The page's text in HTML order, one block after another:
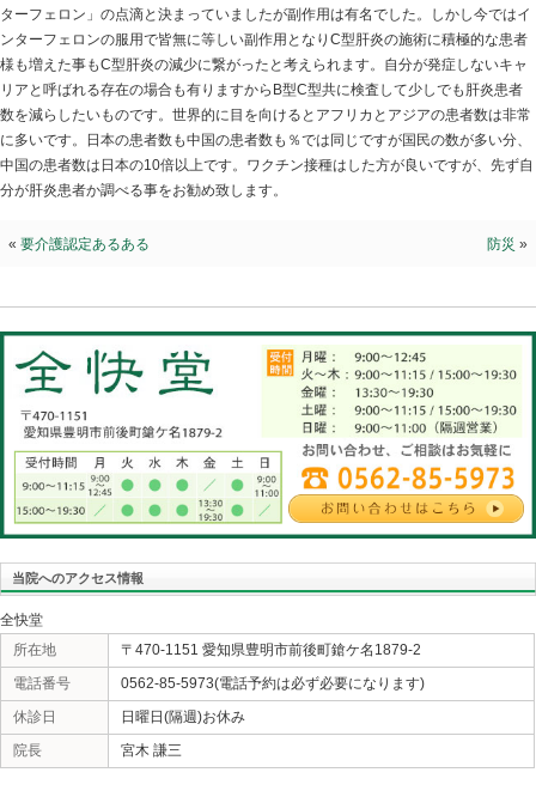
肝炎はC型肝炎に比べれば遥かに低い数値でしたからB
が減っていくとばかり考えていました。ところが現在は
る』と言っても過言では無い時代に突入してB型肝炎は
らいの数値を維持している事は驚きと残念な気持ちにな
に話される内容も徐々に変わり、昨今のスウィーツブー
(NASH)が増えている事と、一部のマスコミによる「肉
を掛けて「脂肪肝」の増加が懸念されているとの事でし
映え」で一気に話題になるのでアチラをたべたら今度は
となり、それが病気の要因の一つとも考えられます。C
ターフェロン」の点滴と決まっていましたが副作用は有
ンターフェロンの服用で皆無に等しい副作用となりC型
様も増えた事もC型肝炎の減少に繋がったと考えられま
リアと呼ばれる存在の場合も有りますからB型C型共に
数を減らしたいものです。世界的に目を向けるとアフリ
に多いです。日本の患者数も中国の患者数も％では同じ
分が肝炎患者か調べる事をお勧め致します。
«要介護認定あるある